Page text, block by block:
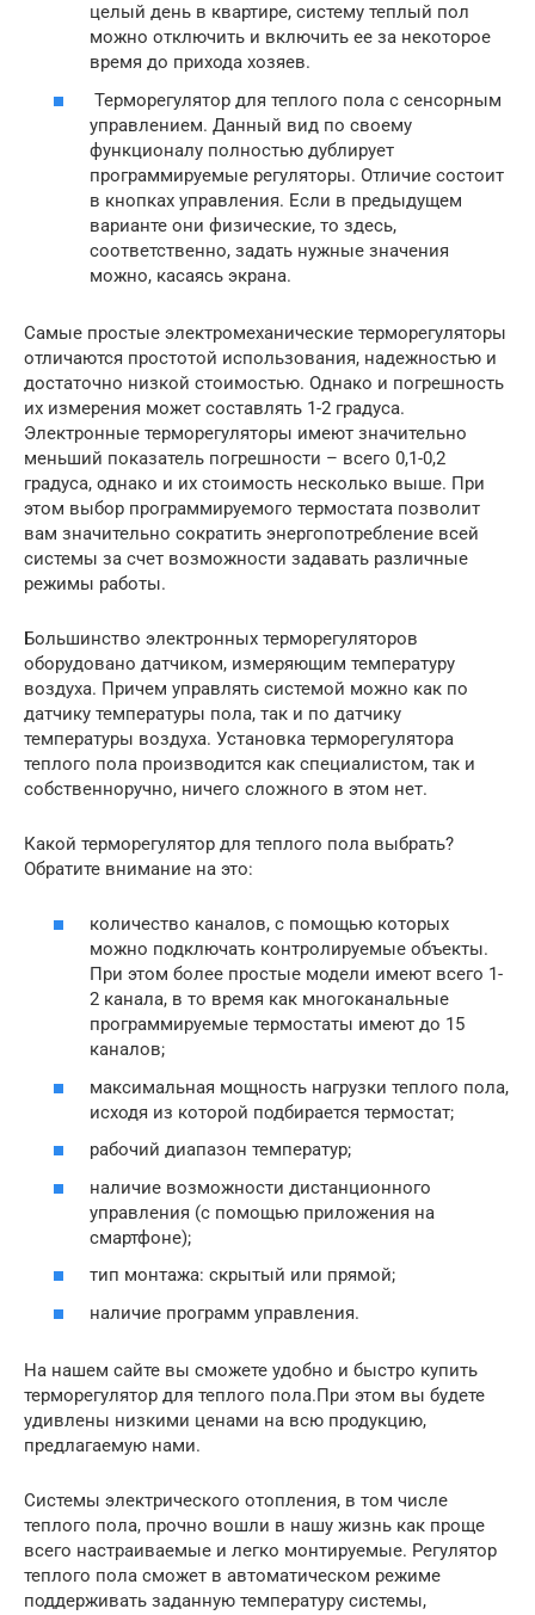
целый день в квартире, систему теплый пол
можно отключить и включить ее за некоторое
время до прихода хозяев.
Терморегулятор для теплого пола с сенсорным
управлением. Данный вид по своему
функционалу полностью дублирует
программируемые регуляторы. Отличие состоит
в кнопках управления. Если в предыдущем
варианте они физические, то здесь,
соответственно, задать нужные значения
можно, касаясь экрана.
Самые простые электромеханические терморегуляторы
отличаются простотой использования, надежностью и
достаточно низкой стоимостью. Однако и погрешность
их измерения может составлять 1-2 градуса.
Электронные терморегуляторы имеют значительно
меньший показатель погрешности – всего 0,1-0,2
градуса, однако и их стоимость несколько выше. При
этом выбор программируемого термостата позволит
вам значительно сократить энергопотребление всей
системы за счет возможности задавать различные
режимы работы.
Большинство электронных терморегуляторов
оборудовано датчиком, измеряющим температуру
воздуха. Причем управлять системой можно как по
датчику температуры пола, так и по датчику
температуры воздуха. Установка терморегулятора
теплого пола производится как специалистом, так и
собственноручно, ничего сложного в этом нет.
Какой терморегулятор для теплого пола выбрать?
Обратите внимание на это:
количество каналов, с помощью которых
можно подключать контролируемые объекты.
При этом более простые модели имеют всего 1-
2 канала, в то время как многоканальные
программируемые термостаты имеют до 15
каналов;
максимальная мощность нагрузки теплого пола,
исходя из которой подбирается термостат;
рабочий диапазон температур;
наличие возможности дистанционного
управления (с помощью приложения на
смартфоне);
тип монтажа: скрытый или прямой;
наличие программ управления.
На нашем сайте вы сможете удобно и быстро купить
терморегулятор для теплого пола.При этом вы будете
удивлены низкими ценами на всю продукцию,
предлагаемую нами.
Системы электрического отопления, в том числе
теплого пола, прочно вошли в нашу жизнь как проще
всего настраиваемые и легко монтируемые. Регулятор
теплого пола сможет в автоматическом режиме
поддерживать заданную температуру системы,